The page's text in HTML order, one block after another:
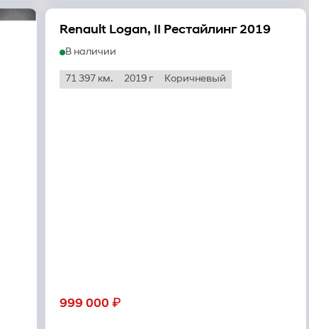
Renault Logan, II Рестайлинг 2019
В наличии
71 397 км. 2019 г Коричневый
999 000 ₽